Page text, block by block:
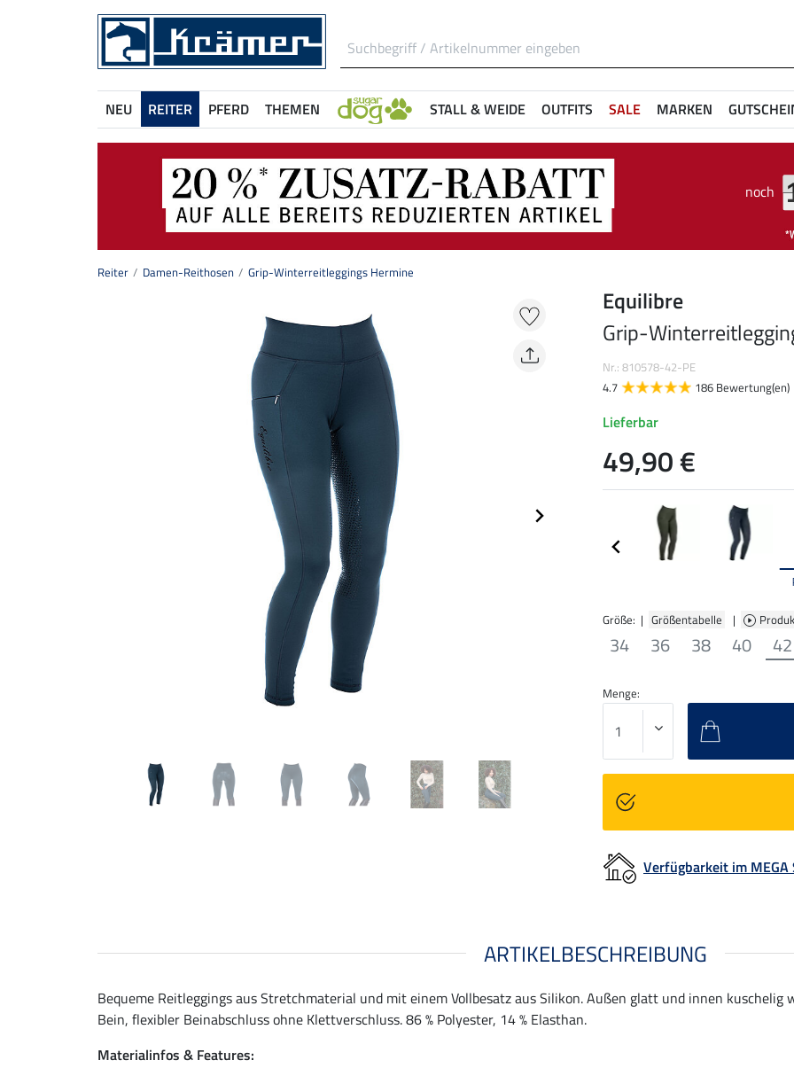
NEU REITER PFERD THEMEN STALL & WEIDE OUTFITS SALE MARKEN
noch
Reiter Damen-Reithosen Grip-Winterreitleggings Hermine
Größe: | Größentabelle |
34 36 38 40 42
Equilibre
Grip-
Nr.: 810578-42-PE
4.7
186 Bewertung(en)
Lieferbar
49,90 €
Menge:
Verfügbarkeit im MEGA
ARTIKELBESCHREIBUNG
Bequeme Reitleggings aus Stretchmaterial und mit einem Vollbesatz aus Silikon. Außen glatt und innen kuschelig
Bein, flexibler Beinabschluss ohne Klettverschluss. 86 % Polyester, 14 % Elasthan.
Materialinfos & Features: